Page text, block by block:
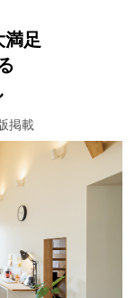
満足
掲載